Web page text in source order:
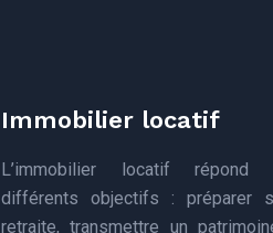
Immobilier locatif
L’immobilier locatif répond
différents objectifs : préparer
retraite, transmettre un